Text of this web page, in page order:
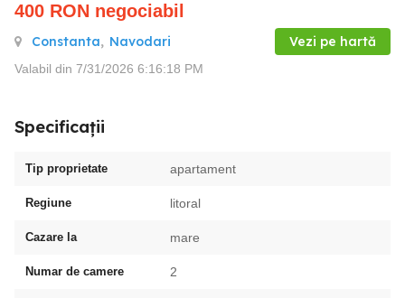
400 RON negociabil
Constanta, Navodari Vezi pe hartă
Valabil din 7/31/2026 6:16:18 PM
Specificații
Tip proprietate apartament
Regiune litoral
Cazare la mare
Numar de camere 2